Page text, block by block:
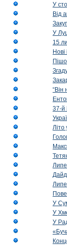
У
Від
У
15
“Він
37-й
Літо
У
У
У